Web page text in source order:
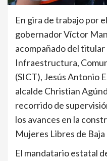
En gira de trabajo por
gobernador Víctor
acompañado del titular
Infraestructura,
(SICT), Jesús Antonio
alcalde Christian
recorrido de
los avances en la
Mujeres Libres de Baja
El mandatario estatal